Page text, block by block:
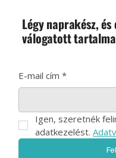
Légy naprakész,
válogatott
E-mail cím *
Igen, szeretnék
adatkezelést.